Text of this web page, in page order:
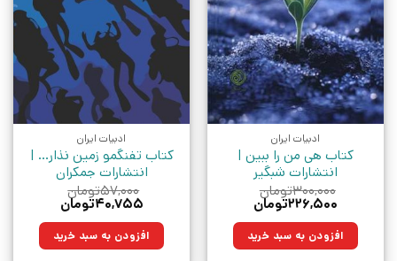
ادبیات ایران
کتاب هی من را ببین |
انتشارات شبگیر
۳۰۰,۰۰۰تومان
قیمت
۳۰۰,۰۰۰تومان
بود.
۲۲۶,۵۰۰تومان
۲۲۶,۵۰۰تومان.افزودن به سبد خرید
ادبیات ایران
کتاب تفنگمو زمین نذار… |
انتشارات جمکران
۵۷,۰۰۰تومان
قیمت
۵۷,۰۰۰تومان
بود.
۴۰,۷۵۵تومان
۴۰,۷۵۵تومان.افزودن به سبد خرید